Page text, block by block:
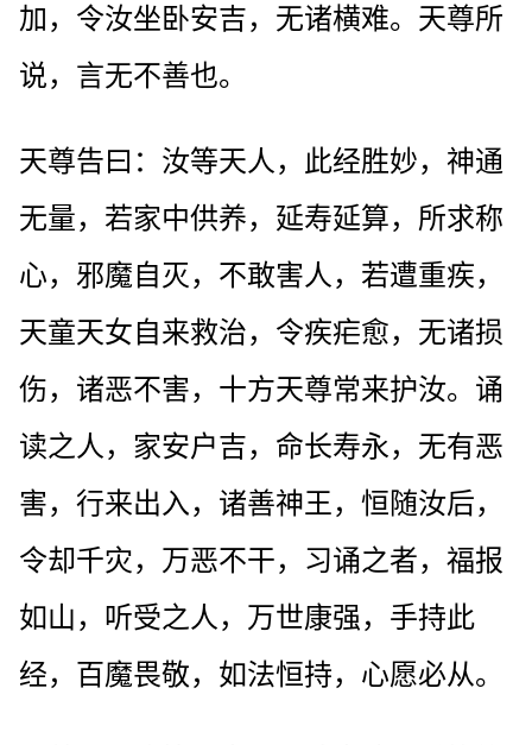
加，令汝坐卧安吉，无诸横难。天尊所
说，言无不善也。
天尊告曰：汝等天人，此经胜妙，神通
无量，若家中供养，延寿延算，所求称
心，邪魔自灭，不敢害人，若遭重疾，
天童天女自来救治，令疾疟愈，无诸损
伤，诸恶不害，十方天尊常来护汝。诵
读之人，家安户吉，命长寿永，无有恶
害，行来出入，诸善神王，恒随汝后，
令却千灾，万恶不干，习诵之者，福报
如山，听受之人，万世康强，手持此
经，百魔畏敬，如法恒持，心愿必从。